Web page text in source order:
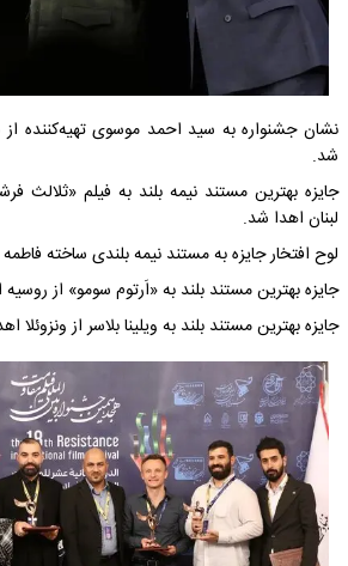
نشان جشنواره به سید احمد موسوی تهیه‌کننده
شد.
جایزه بهترین مستند نیمه بلند به فیلم «ثلالث
لبنان اهدا شد.
لوح افتخار جایزه به مستند نیمه بلندی ساخته
جایزه بهترین مستند بلند به «اَرتوم سومو» از
جایزه بهترین مستند بلند به ویلینا بلاسر از ونزوئلا